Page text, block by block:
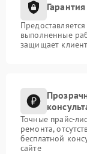
выполненные
защищает
Точные прайс-
ремонта,
бесплатной
сайте